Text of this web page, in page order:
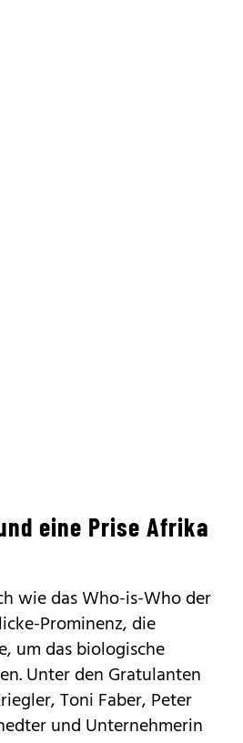
eine Prise Afrika
wie das Who-is-Who der
Prominenz, die
um das biologische
Unter den Gratulanten
Toni Faber, Peter
und Unternehmerin